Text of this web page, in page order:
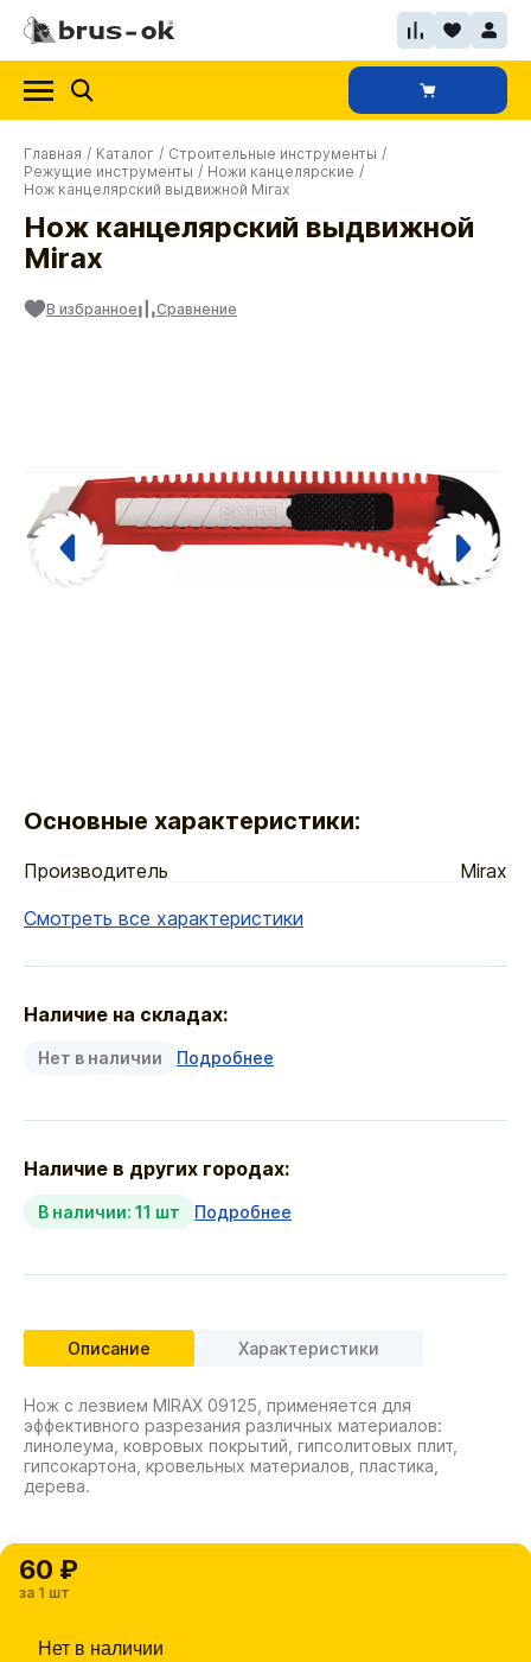
Главная / Каталог / Строительные инструменты /
Режущие инструменты / Ножи канцелярские /
Нож канцелярский выдвижной Mirax
Нож канцелярский выдвижной
Mirax
В избранное Сравнение
Основные характеристики:
Производитель
Mirax
Смотреть все характеристики
Наличие на складах:
Нет в наличии Подробнее
Наличие в других городах:
В наличии: 11 шт Подробнее
Описание Характеристики
Нож с лезвием MIRAX 09125, применяется для
эффективного разрезания различных материалов:
линолеума, ковровых покрытий, гипсолитовых плит,
гипсокартона, кровельных материалов, пластика,
дерева.
60 ₽
за 1 шт
Нет в наличии